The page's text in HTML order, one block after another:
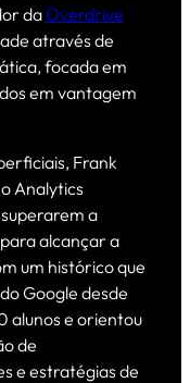
daOverdrive
através de
focada em
em vantagem
Frank
Analytics
a
alcançar a
um histórico que
Google desde
alunos e orientou
de
e estratégias de